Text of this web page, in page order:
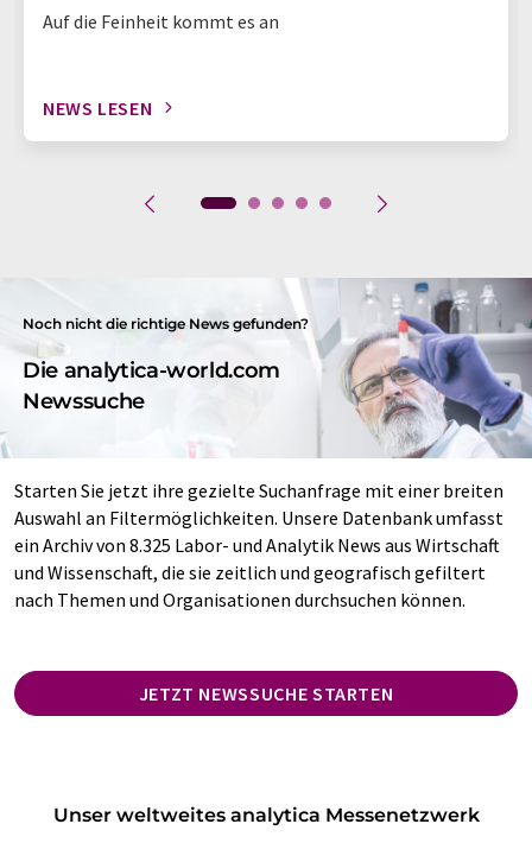
Auf die Feinheit kommt es an
NEWS LESEN
Noch nicht die richtige News gefunden?
Die analytica-world.com
Newssuche
Starten Sie jetzt ihre gezielte Suchanfrage mit einer breiten
Auswahl an Filtermöglichkeiten. Unsere Datenbank umfasst
ein Archiv von 8.325 Labor- und Analytik News aus Wirtschaft
und Wissenschaft, die sie zeitlich und geografisch gefiltert
nach Themen und Organisationen durchsuchen können.
JETZT NEWSSUCHE STARTEN
Unser weltweites analytica Messenetzwerk